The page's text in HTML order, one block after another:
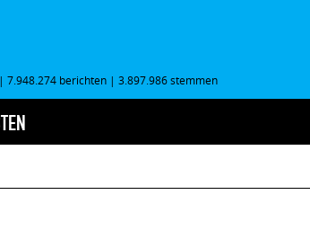
| 7.948.274 berichten | 3.897.986 stemmen